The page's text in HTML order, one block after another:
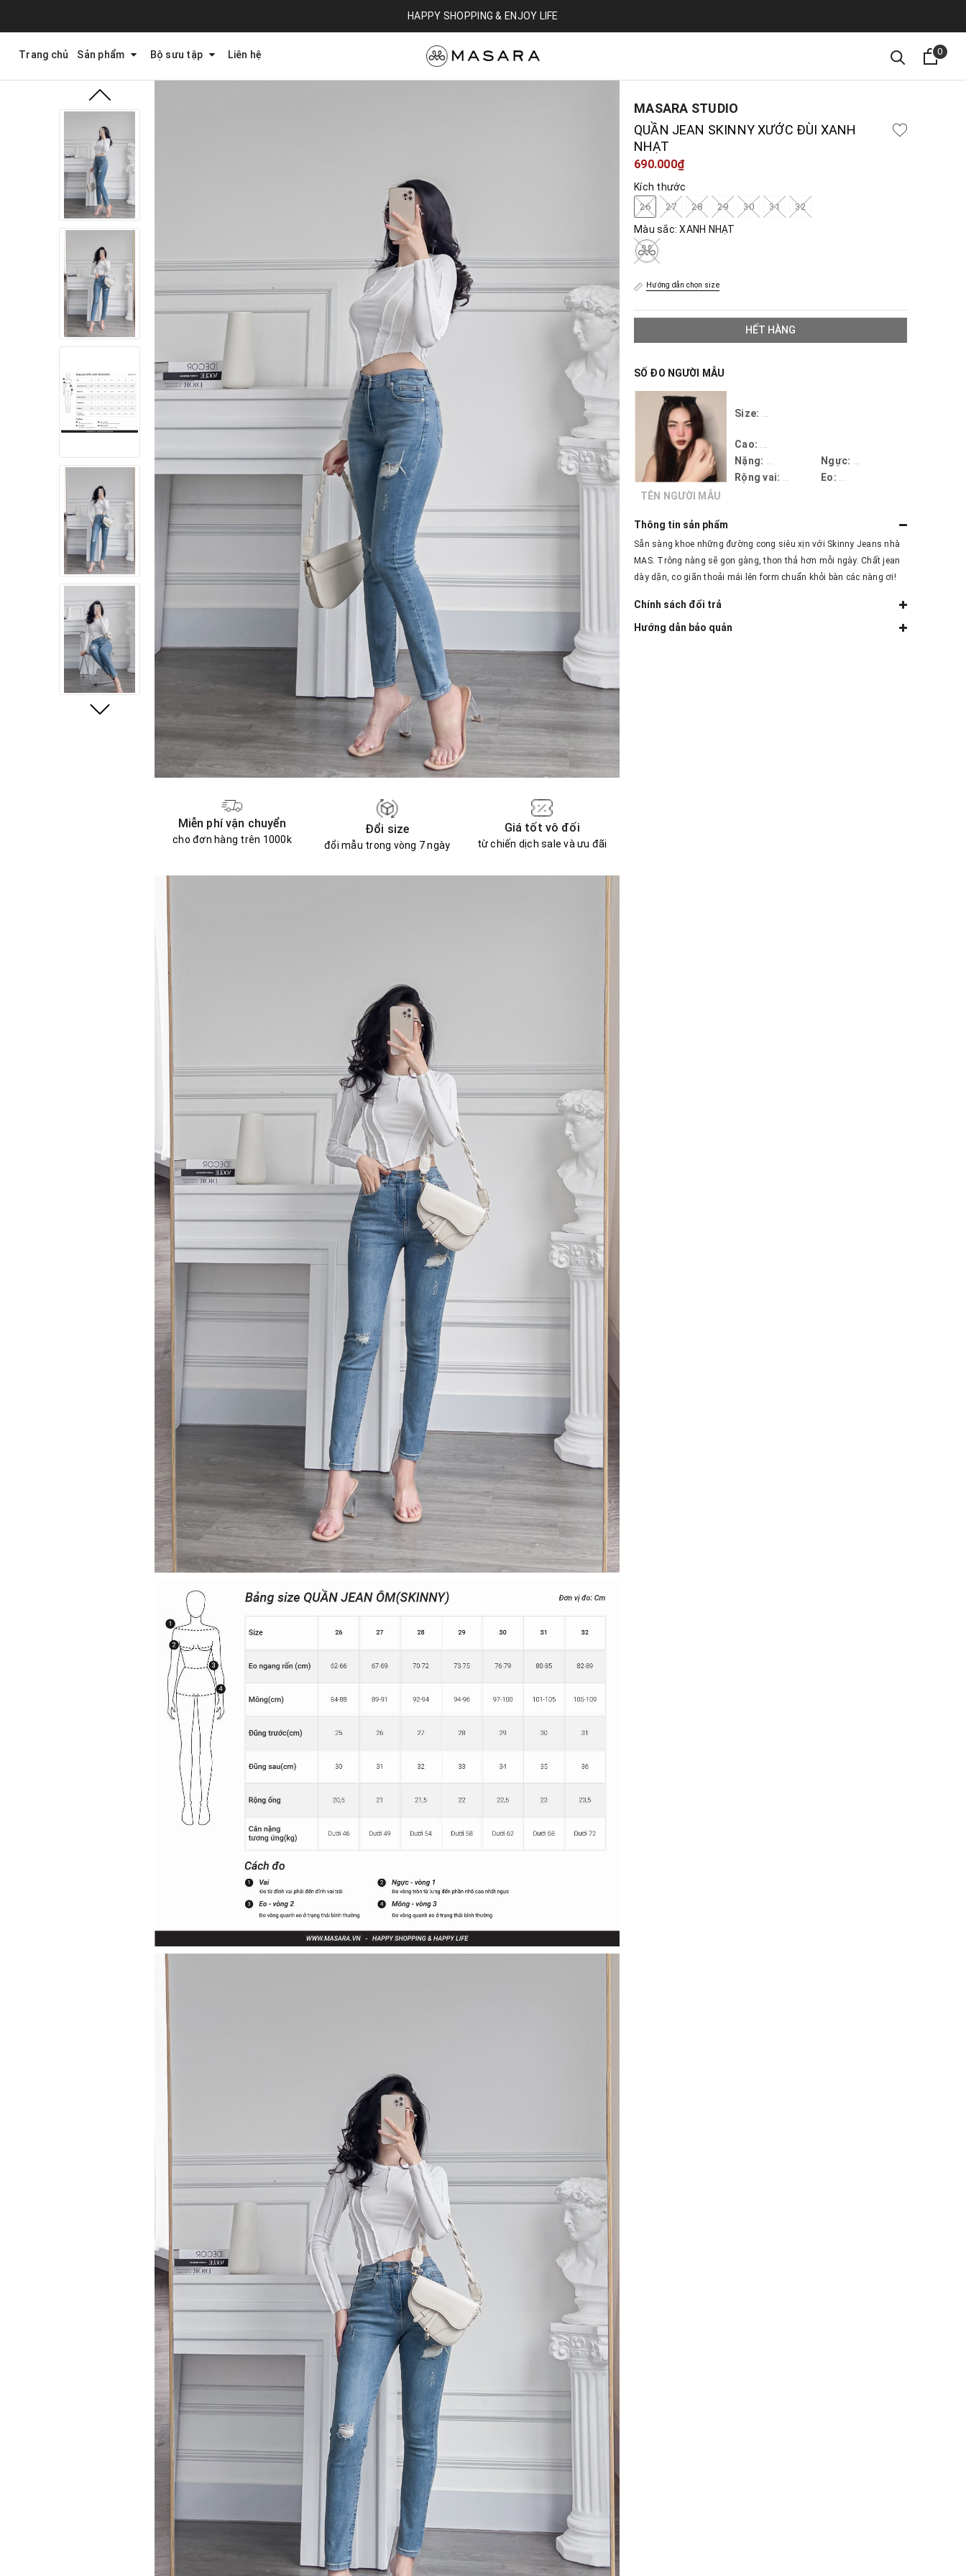
HAPPY SHOPPING & ENJOY LIFE
Trang chủ Sản phẩm Bộ sưu tập Liên hệ 0
Miễn phí vận chuyển
cho đơn hàng trên 1000k
Đổi size
đổi mẫu trong vòng 7 ngày
Giá tốt vô đối
từ chiến dịch sale và ưu đãi
MASARA STUDIO
QUẦN JEAN SKINNY XƯỚC ĐÙI XANH
NHẠT
690.000₫
Kích thước
26 27 28 29 30 31 32
Màu sắc:XANH NHẠT
Hướng dẫn chọn size
HẾT HÀNG
SỐ ĐO NGƯỜI MẪU
TÊN NGƯỜI MẪU
Size:
Cao:
Nặng:
Ngực:
Rộng vai:
Eo:
Thông tin sản phẩm
Sẵn sàng khoe những đường cong siêu xịn với Skinny Jeans nhà
MAS. Trông nàng sẽ gọn gàng, thon thả hơn mỗi ngày. Chất jean
dày dặn, co giãn thoải mái lên form chuẩn khỏi bàn các nàng ơi!
Chính sách đổi trả
Hướng dẫn bảo quản